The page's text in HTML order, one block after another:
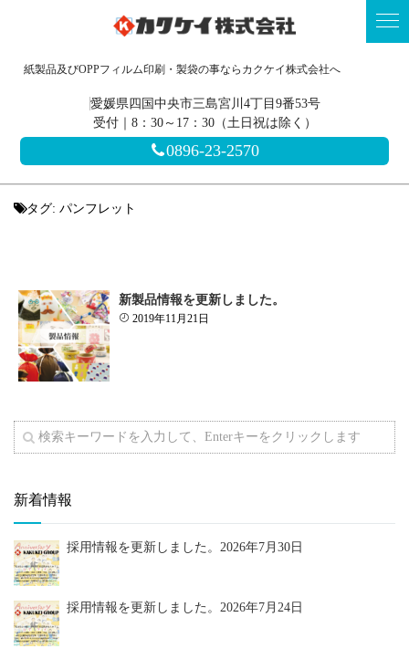
紙製品及びOPPフィルム印刷・製袋の事ならカクケイ株式会社へ
愛媛県四国中央市三島宮川4丁目9番53号
受付｜8：30～17：30（土日祝は除く）
0896-23-2570
タグ: パンフレット
新製品情報を更新しました。
2019年11月21日
新着情報
採用情報を更新しました。 2026年7月30日
採用情報を更新しました。 2026年7月24日